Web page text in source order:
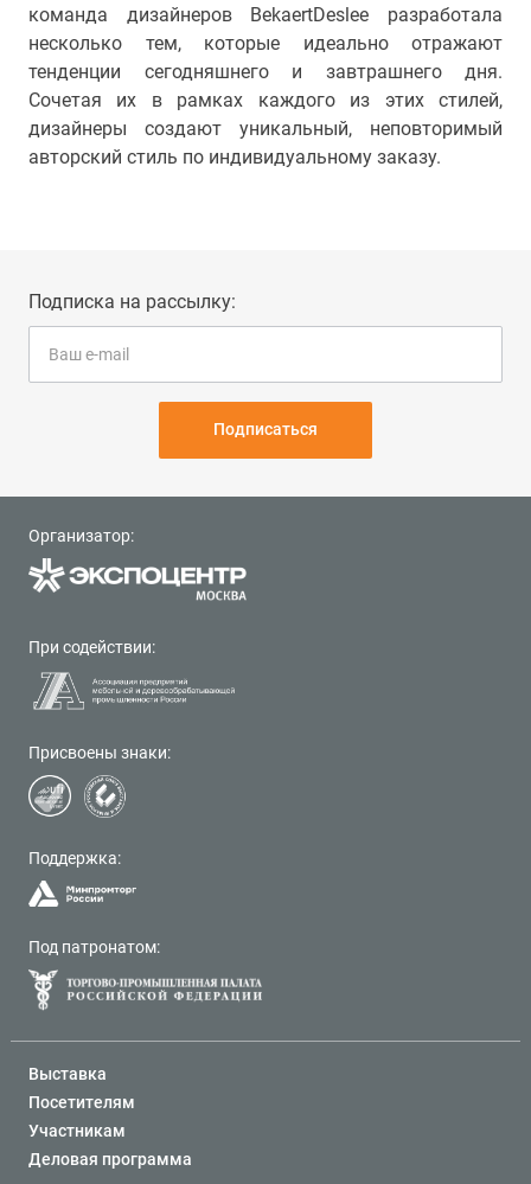
команда дизайнеров BekaertDeslee разработала
несколько тем, которые идеально отражают
тенденции сегодняшнего и завтрашнего дня.
Сочетая их в рамках каждого из этих стилей,
дизайнеры создают уникальный, неповторимый
авторский стиль по индивидуальному заказу.
Подписка на рассылку:
Подписаться
Организатор:
При содействии:
Присвоены знаки:
Поддержка:
Под патронатом:
Выставка
Посетителям
Участникам
Деловая программа